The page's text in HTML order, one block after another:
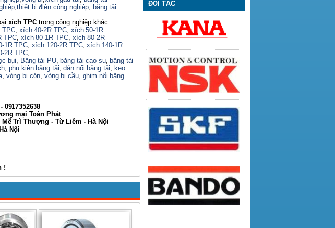
,thiết bị điện công nghiệp, băng tải
xích TPC trong công nghiệp khác
TPC, xích 40-2R TPC, xích 50-1R
TPC, xích 80-1R TPC, xích 80-2R
1R TPC, xích 120-2R TPC, xích 140-1R
2R TPC,...
bụi, Băng tải PU, băng tải cao su, băng tải
, phụ kiện băng tải, dán nối băng tải, keo
, vòng bi côn, vòng bi cầu, ghim nối băng
- 0917352638
mại Toàn Phát
Trì Thượng - Từ Liêm - Hà Nội
Nội
!
ĐỐI TÁC